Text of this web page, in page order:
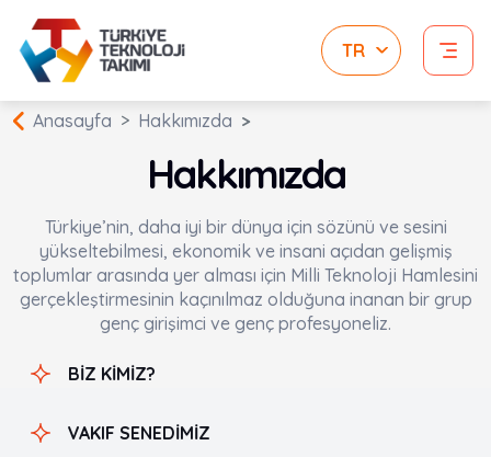
Anasayfa Hakkımızda
Hakkımızda
Türkiye’nin, daha iyi bir dünya için sözünü ve sesini
yükseltebilmesi, ekonomik ve insani açıdan gelişmiş
toplumlar arasında yer alması için Milli Teknoloji Hamlesini
gerçekleştirmesinin kaçınılmaz olduğuna inanan bir grup
genç girişimci ve genç profesyoneliz.
BİZ KİMİZ?
VAKIF SENEDİMİZ